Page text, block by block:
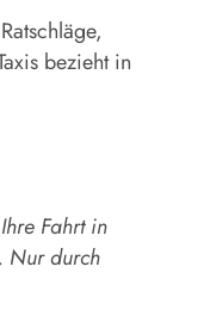
bezieht in
Fahrt in
Nur durch